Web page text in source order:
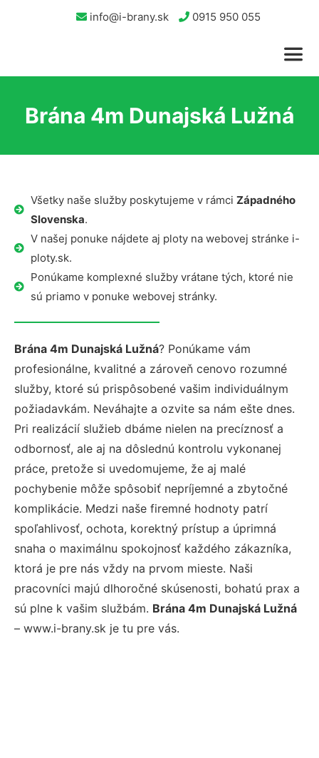
info@i-brany.sk 0915 950 055
Brána 4m Dunajská Lužná
Všetky naše služby poskytujeme v rámci Západného
Slovenska.
V našej ponuke nájdete aj ploty na webovej stránke i-
ploty.sk.
Ponúkame komplexné služby vrátane tých, ktoré nie
sú priamo v ponuke webovej stránky.
Brána 4m Dunajská Lužná? Ponúkame vám
profesionálne, kvalitné a zároveň cenovo rozumné
služby, ktoré sú prispôsobené vašim individuálnym
požiadavkám. Neváhajte a ozvite sa nám ešte dnes.
Pri realizácií služieb dbáme nielen na precíznosť a
odbornosť, ale aj na dôslednú kontrolu vykonanej
práce, pretože si uvedomujeme, že aj malé
pochybenie môže spôsobiť nepríjemné a zbytočné
komplikácie. Medzi naše firemné hodnoty patrí
spoľahlivosť, ochota, korektný prístup a úprimná
snaha o maximálnu spokojnosť každého zákazníka,
ktorá je pre nás vždy na prvom mieste. Naši
pracovníci majú dlhoročné skúsenosti, bohatú prax a
sú plne k vašim službám. Brána 4m Dunajská Lužná
– www.i-brany.sk je tu pre vás.